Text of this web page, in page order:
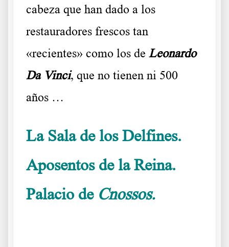
cabeza que han dado a los
restauradores frescos tan
«recientes» como los de Leonardo
Da Vinci, que no tienen ni 500
años …
La Sala de los Delfines.
Aposentos de la Reina.
Palacio de Cnossos.